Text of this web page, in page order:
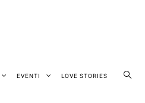
EVENTI LOVE STORIES